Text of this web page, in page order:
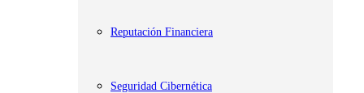
Reputación Financiera
Seguridad Cibernética